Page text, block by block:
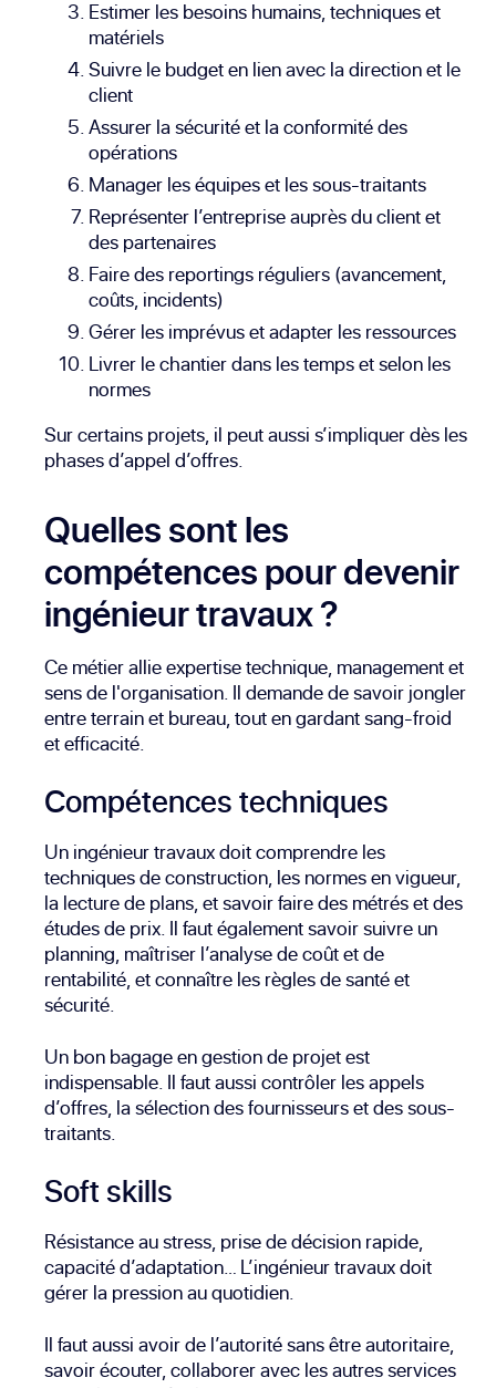
Estimer les besoins humains, techniques et
matériels
Suivre le budget en lien avec la direction et le
client
Assurer la sécurité et la conformité des
opérations
Manager les équipes et les sous-traitants
Représenter l’entreprise auprès du client et
des partenaires
Faire des reportings réguliers (avancement,
coûts, incidents)
Gérer les imprévus et adapter les ressources
Livrer le chantier dans les temps et selon les
normes
Sur certains projets, il peut aussi s’impliquer dès les
phases d’appel d’offres.
Quelles sont les
compétences pour devenir
ingénieur travaux ?
Ce métier allie expertise technique, management et
sens de l'organisation. Il demande de savoir jongler
entre terrain et bureau, tout en gardant sang-froid
et efficacité.
Compétences techniques
Un ingénieur travaux doit comprendre les
techniques de construction, les normes en vigueur,
la lecture de plans, et savoir faire des métrés et des
études de prix. Il faut également savoir suivre un
planning, maîtriser l’analyse de coût et de
rentabilité, et connaître les règles de santé et
sécurité.
Un bon bagage en gestion de projet est
indispensable. Il faut aussi contrôler les appels
d’offres, la sélection des fournisseurs et des sous-
traitants.
Soft skills
Résistance au stress, prise de décision rapide,
capacité d’adaptation… L’ingénieur travaux doit
gérer la pression au quotidien.
Il faut aussi avoir de l’autorité sans être autoritaire,
savoir écouter, collaborer avec les autres services